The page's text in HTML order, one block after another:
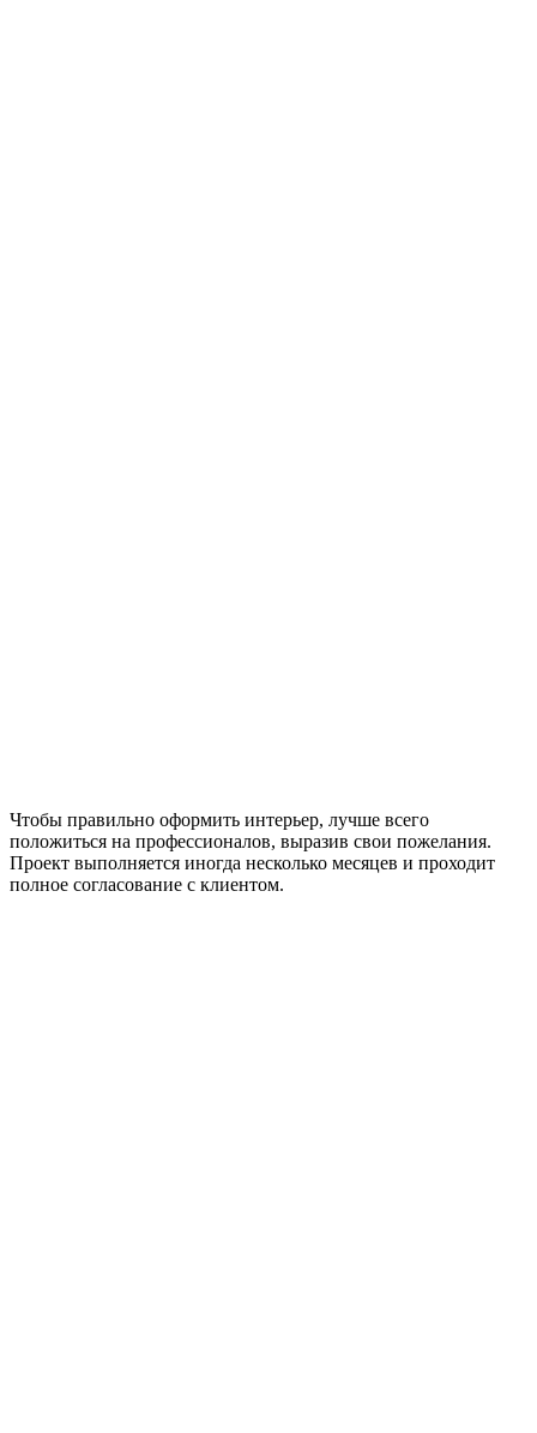
Чтобы правильно оформить интерьер, лучше всего
положиться на профессионалов, выразив свои пожелания.
Проект выполняется иногда несколько месяцев и проходит
полное согласование с клиентом.